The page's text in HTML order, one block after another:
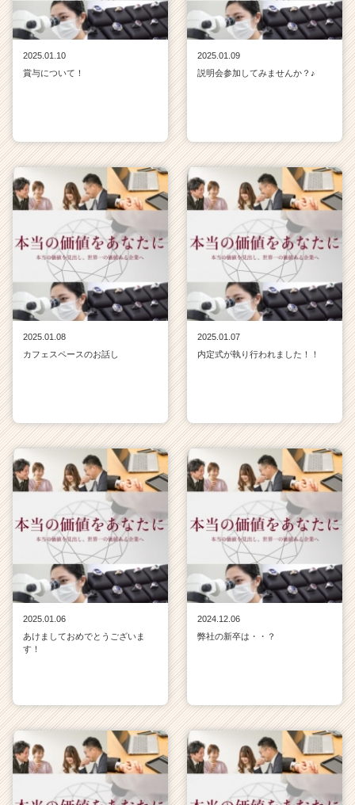
2025.01.10
賞与について！
2025.01.09
説明会参加してみませんか？♪
2025.01.08
カフェスペースのお話し
2025.01.07
内定式が執り行われました！！
2025.01.06
あけましておめでとうございま
す！
2024.12.06
弊社の新卒は・・？